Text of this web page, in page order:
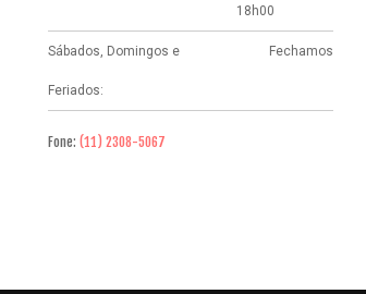
18h00
Sábados, Domingos e
Feriados:
Fechamos
Fone: (11) 2308-5067